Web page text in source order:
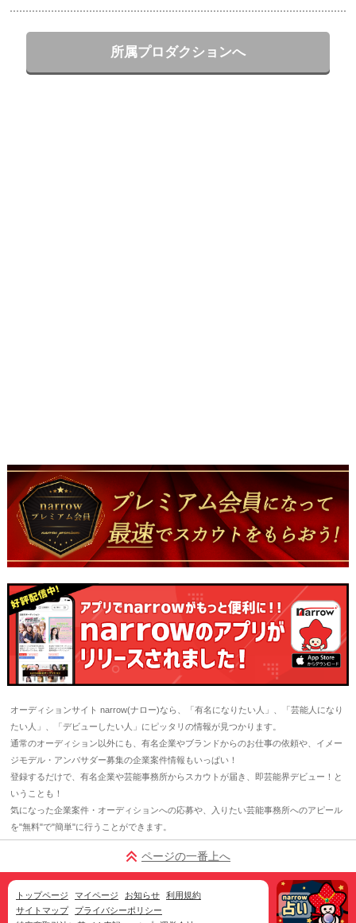
所属プロダクションへ
オーディションサイト narrow(ナロー)なら、「有名になりたい人」、「芸能人になり
たい人」、「デビューしたい人」にピッタリの情報が見つかります。
通常のオーディション以外にも、有名企業やブランドからのお仕事の依頼や、イメー
ジモデル・アンバサダー募集の企業案件情報もいっぱい！
登録するだけで、有名企業や芸能事務所からスカウトが届き、即芸能界デビュー！と
いうことも！
気になった企業案件・オーディションへの応募や、入りたい芸能事務所へのアピール
を"無料"で"簡単"に行うことができます。
ページの一番上へ
トップページ マイページ お知らせ
利用規約
サイトマップ
プライバシーポリシー